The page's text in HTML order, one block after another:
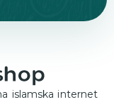
islamska internet